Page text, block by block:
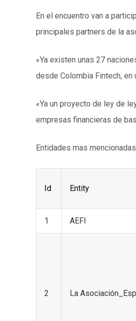
En el encuentro van a
principales partners de la
«Ya existen unas 27
desde Colombia Fintech, en
«Ya un proyecto de ley de
empresas financieras de
Entidades mas
Id Entity
1 AEFI
2 La